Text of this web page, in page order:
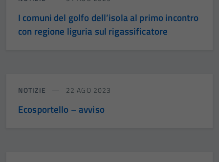
I comuni del golfo dell’isola al primo incontro
con regione liguria sul rigassificatore
NOTIZIE 22 AGO 2023
Ecosportello – avviso